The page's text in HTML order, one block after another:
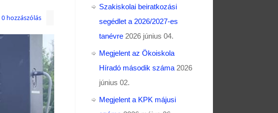
0 hozzászólás
Szakiskolai beiratkozási
segédlet a 2026/2027-es
tanévre 2026 június 04.
Megjelent az Ökoiskola
Híradó második száma 2026
június 02.
Megjelent a KPK májusi